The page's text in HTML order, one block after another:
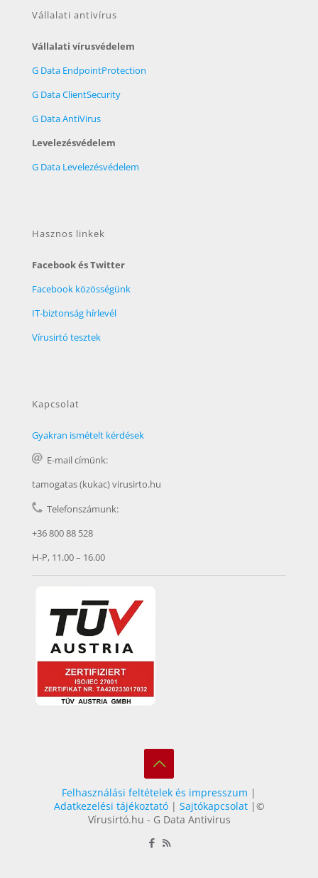
Vállalati antivírus
Vállalati vírusvédelem
G Data EndpointProtection
G Data ClientSecurity
G Data AntiVirus
Levelezésvédelem
G Data Levelezésvédelem
Hasznos linkek
Facebook és Twitter
Facebook közösségünk
IT-biztonság hírlevél
Vírusirtó tesztek
Kapcsolat
Gyakran ismételt kérdések
E-mail címünk:
tamogatas (kukac) virusirto.hu
Telefonszámunk:
+36 800 88 528
H-P, 11.00 – 16.00
Felhasználási feltételek és impresszum |
Adatkezelési tájékoztató| Sajtókapcsolat|©
Vírusirtó.hu - G Data Antivirus